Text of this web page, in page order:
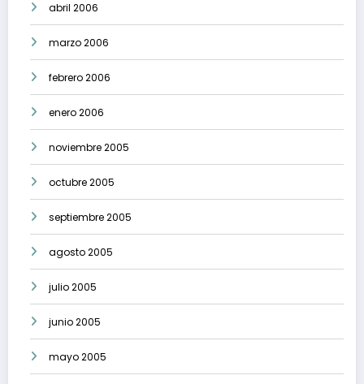
abril 2006
marzo 2006
febrero 2006
enero 2006
noviembre 2005
octubre 2005
septiembre 2005
agosto 2005
julio 2005
junio 2005
mayo 2005